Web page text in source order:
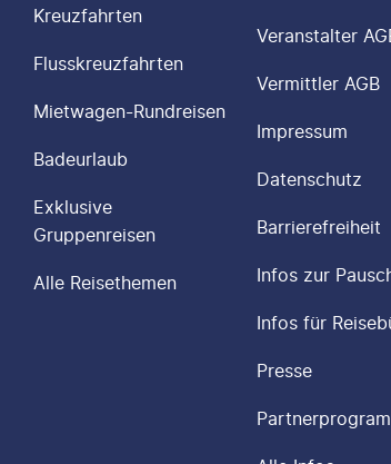
Kreuzfahrten
Flusskreuzfahrten
Mietwagen-Rundreisen
Badeurlaub
Exklusive
Gruppenreisen
Alle Reisethemen
Veranstalter
Vermittler AGB
Impressum
Datenschutz
Barrierefreiheit
Infos zur
Infos für
Presse